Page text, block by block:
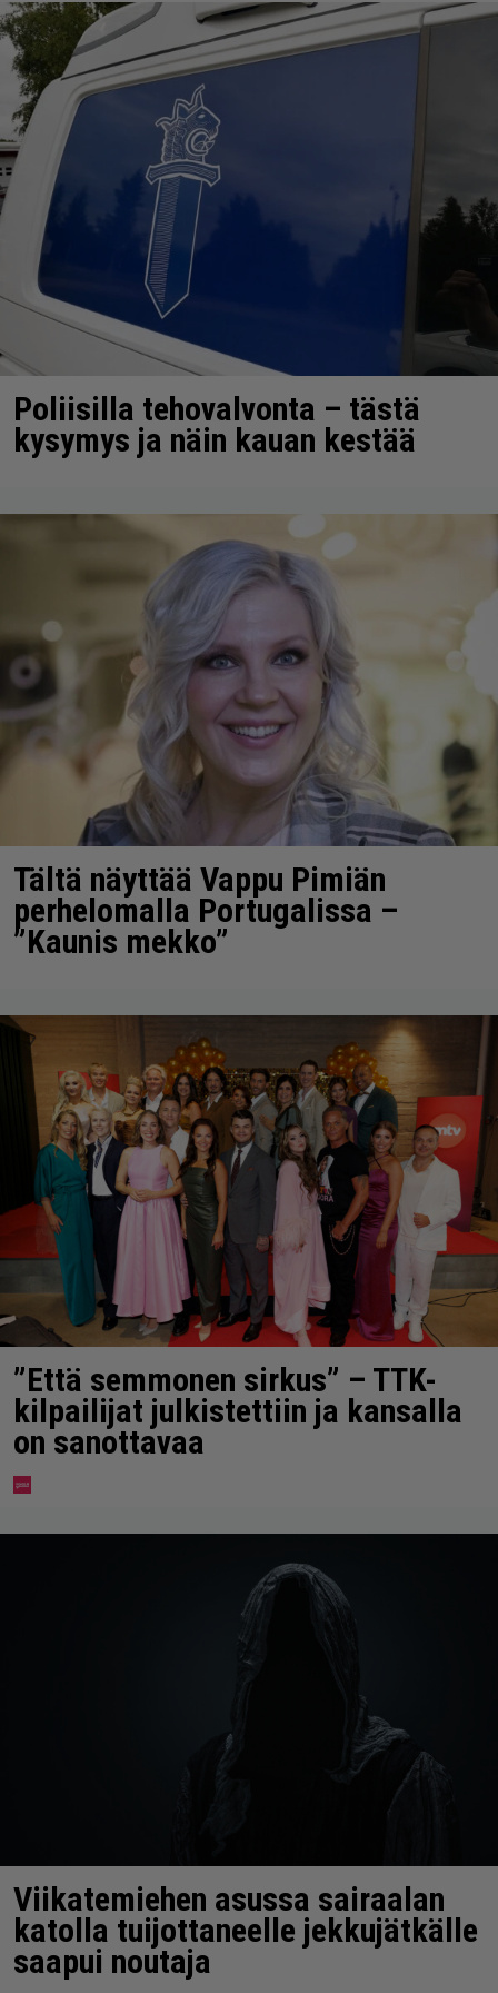
Poliisilla tehovalvonta – tästä
kysymys ja näin kauan kestää
Tältä näyttää Vappu Pimiän
perhelomalla Portugalissa –
”Kaunis mekko”
”Että semmonen sirkus” – TTK-
kilpailijat julkistettiin ja kansalla
on sanottavaa
Viikatemiehen asussa sairaalan
katolla tuijottaneelle jekkujätkälle
saapui noutaja